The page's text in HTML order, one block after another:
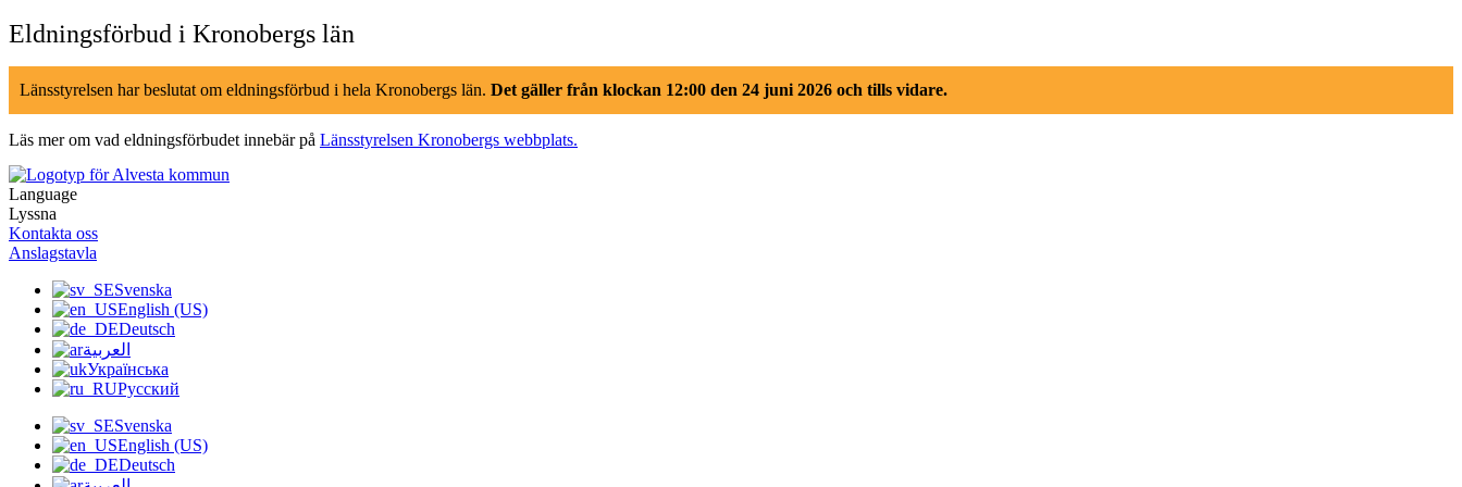
Hoppa
till
innehåll
Eldningsförbud i Kronobergs län
Länsstyrelsen har beslutat om eldningsförbud i hela Kronobergs län. Det gäller från klockan 12:00 den 24 juni 2026 och tills vidare.
Läs mer om vad eldningsförbudet innebär på Länsstyrelsen Kronobergs webbplats.
Language
Lyssna
Kontakta oss
Anslagstavla
Svenska
English (US)
Deutsch
العربية
Українська
Русский
Svenska
English (US)
Deutsch